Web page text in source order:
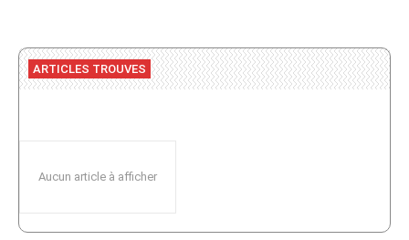
ARTICLES TROUVES
Aucun article à afficher